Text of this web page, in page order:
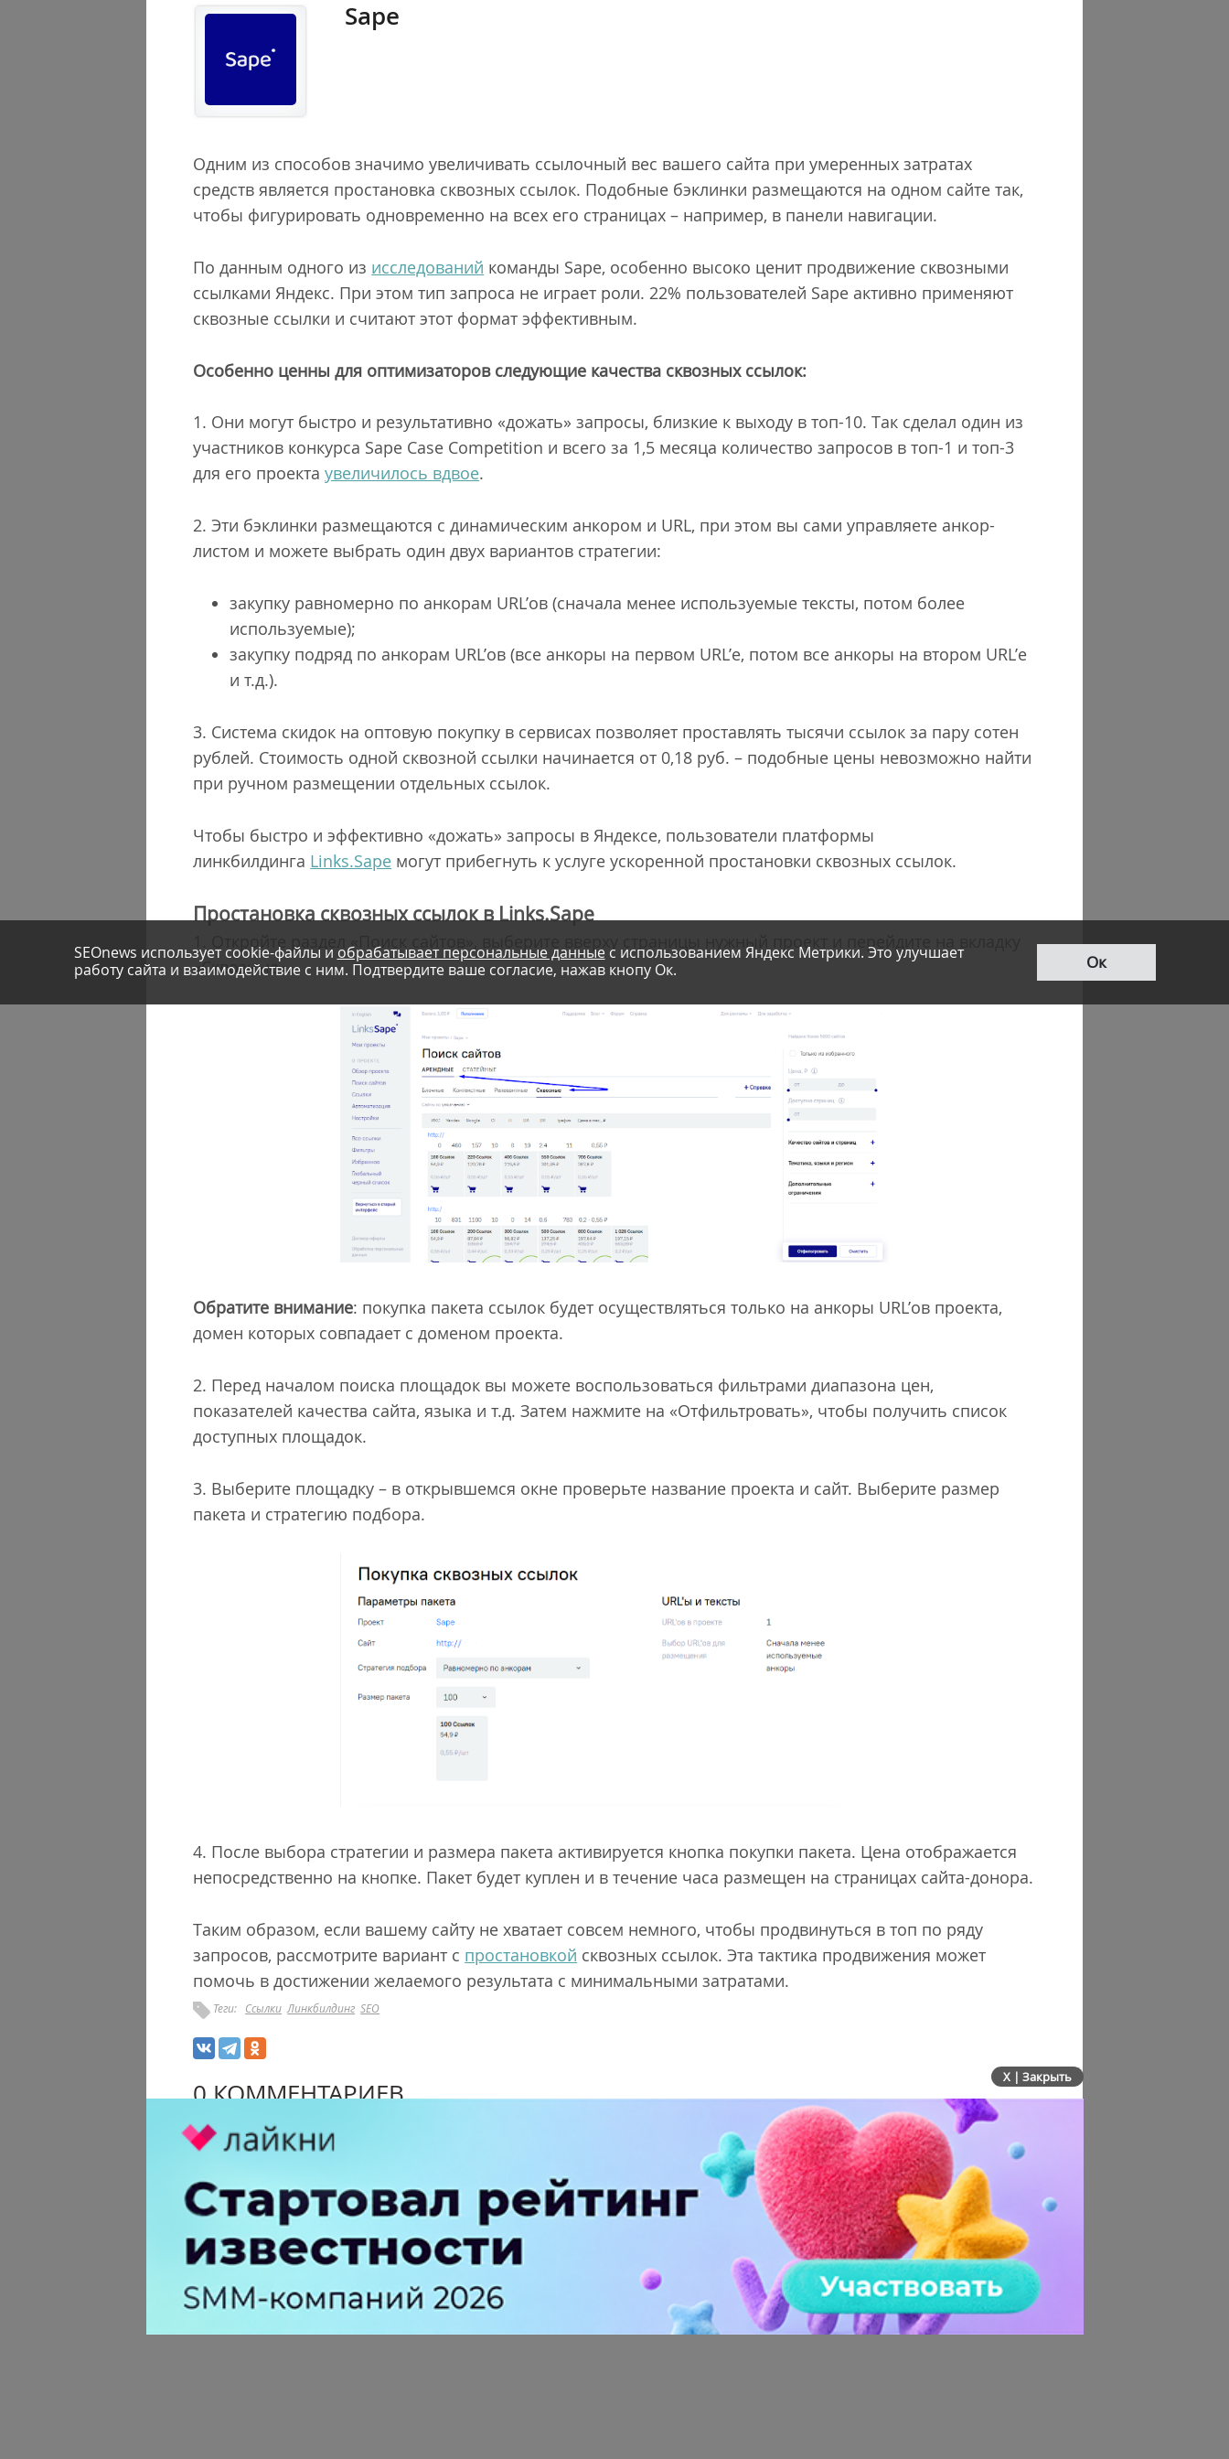
Sape
Одним из способов значимо увеличивать ссылочный вес вашего сайта при умеренных затратах
средств является простановка сквозных ссылок. Подобные бэклинки размещаются на одном сайте так,
чтобы фигурировать одновременно на всех его страницах – например, в панели навигации.
По данным одного из исследований команды Sape, особенно высоко ценит продвижение сквозными
ссылками Яндекс. При этом тип запроса не играет роли. 22% пользователей Sape активно применяют
сквозные ссылки и считают этот формат эффективным.
Особенно ценны для оптимизаторов следующие качества сквозных ссылок:
1. Они могут быстро и результативно «дожать» запросы, близкие к выходу в топ-10. Так сделал один из
участников конкурса Sape Case Competition и всего за 1,5 месяца количество запросов в топ-1 и топ-3
для его проектаувеличилось вдвое.
2. Эти бэклинки размещаются с динамическим анкором и URL, при этом вы сами управляете анкор-
листом и можете выбрать один двух вариантов стратегии:
закупку равномерно по анкорам URL’ов (сначала менее используемые тексты, потом более
используемые);
закупку подряд по анкорам URL’ов (все анкоры на первом URL’е, потом все анкоры на втором URL’е
и т.д.).
3. Система скидок на оптовую покупку в сервисах позволяет проставлять тысячи ссылок за пару сотен
рублей. Стоимость одной сквозной ссылки начинается от 0,18 руб. – подобные цены невозможно найти
при ручном размещении отдельных ссылок.
Чтобы быстро и эффективно «дожать» запросы в Яндексе, пользователи платформы
линкбилдинга Links.Sape могут прибегнуть к услуге ускоренной простановки сквозных ссылок.
Простановка сквозных ссылок в Links.Sape
1. Откройте раздел «Поиск сайтов», выберите вверху страницы нужный проект и перейдите на вкладку
«Сквозные».
Обратите внимание: покупка пакета ссылок будет осуществляться только на анкоры URL’ов проекта,
домен которых совпадает с доменом проекта.
2. Перед началом поиска площадок вы можете воспользоваться фильтрами диапазона цен,
показателей качества сайта, языка и т.д. Затем нажмите на «Отфильтровать», чтобы получить список
доступных площадок.
3. Выберите площадку – в открывшемся окне проверьте название проекта и сайт. Выберите размер
пакета и стратегию подбора.
4. После выбора стратегии и размера пакета активируется кнопка покупки пакета. Цена отображается
непосредственно на кнопке. Пакет будет куплен и в течение часа размещен на страницах сайта-донора.
Таким образом, если вашему сайту не хватает совсем немного, чтобы продвинуться в топ по ряду
запросов, рассмотрите вариант с простановкой сквозных ссылок. Эта тактика продвижения может
помочь в достижении желаемого результата с минимальными затратами.
Теги: Ссылки Линкбилдинг SEO
0 КОММЕНТАРИЕВ
X | Закрыть
SEOnews использует cookie-файлы и обрабатывает персональные данныес использованием Яндекс Метрики. Это улучшает
работу сайта и взаимодействие с ним. Подтвердите ваше согласие, нажав кнопу Ок.
Ок